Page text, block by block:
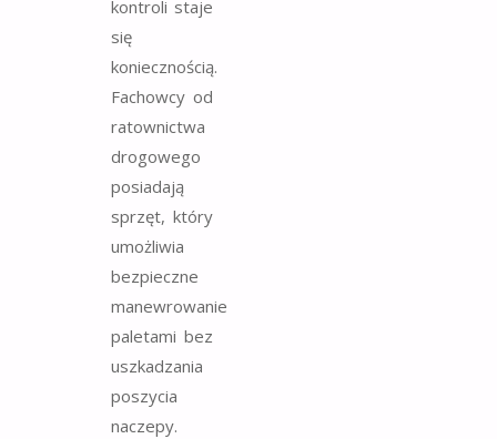
kontroli staje
się
koniecznością.
Fachowcy od
ratownictwa
drogowego
posiadają
sprzęt, który
umożliwia
bezpieczne
manewrowanie
paletami bez
uszkadzania
poszycia
naczepy.